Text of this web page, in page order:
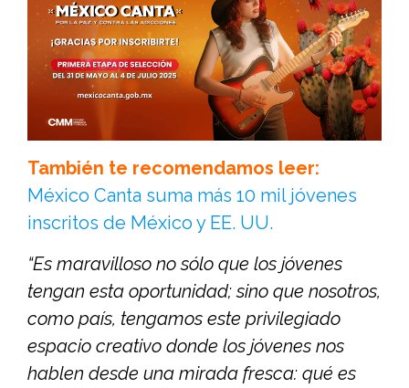
También te recomendamos leer:
México Canta suma más 10 mil jóvenes
inscritos de México y EE. UU.
“Es maravilloso no sólo que los jóvenes
tengan esta oportunidad; sino que nosotros,
como país, tengamos este privilegiado
espacio creativo donde los jóvenes nos
hablen desde una mirada fresca: qué es